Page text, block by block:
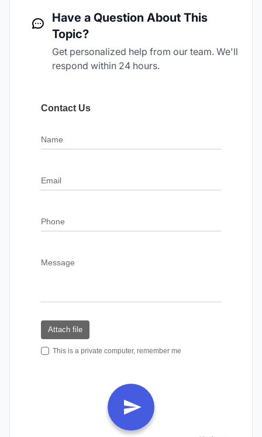
Have a Question About This
Topic?
Get personalized help from our team. We'll
respond within 24 hours.